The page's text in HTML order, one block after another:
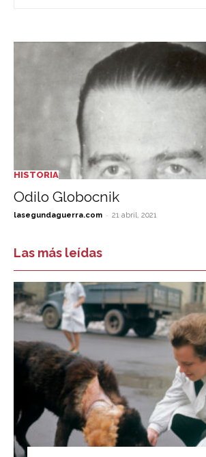
HISTORIA
Odilo Globocnik
lasegundaguerra.com - 21 abril, 2021
Las más leídas